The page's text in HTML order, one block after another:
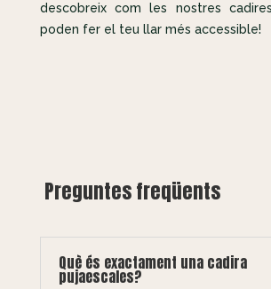
descobreix com les nostres
poden fer el teu llar més accessible!
Preguntes freqüents
Què és exactament una cadira
pujaescales?